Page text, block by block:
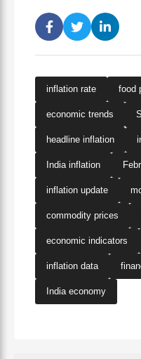
inflation rate food
economic trends
headline inflation
India inflation
inflation update
commodity prices
economic indicators
inflation data
India economy